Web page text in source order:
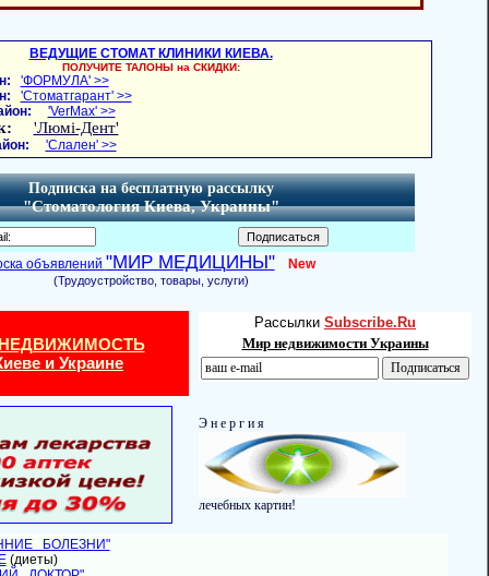
ВЕДУЩИЕ СТОМАТ КЛИНИКИ КИЕВА.
ПОЛУЧИТЕ ТАЛОНЫ на СКИДКИ:
'ФОРМУЛА' >>
'Стоматгарант' >>
'VerMax' >>
'Люмі-Дент'
'Слален' >>
Подписка на бесплатную рассылку
"Стоматология Киева, Украины"
объявлений "МИР МЕДИЦИНЫ" New
(Трудоустройство, товары, услуги)
и Украине
Рассылки Subscribe.Ru
Мир недвижимости Украины
Э н е р г и я
лечебных картин!
БОЛЕЗНИ"
(диеты)